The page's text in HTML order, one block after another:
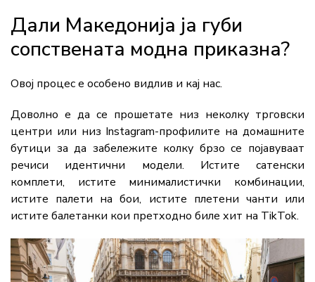
Дали Македонија ја губи
сопствената модна приказна?
Овој процес е особено видлив и кај нас.
Доволно е да се прошетате низ неколку трговски
центри или низ Instagram-профилите на домашните
бутици за да забележите колку брзо се појавуваат
речиси идентични модели. Истите сатенски
комплети, истите минималистички комбинации,
истите палети на бои, истите плетени чанти или
истите балетанки кои претходно биле хит на TikTok.